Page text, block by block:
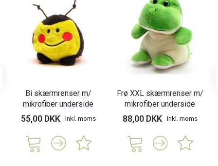
Bi skærmrenser m/
mikrofiber underside
55,00 DKK Inkl. moms
Frø XXL skærmrenser m/
mikrofiber underside
88,00 DKK Inkl. moms